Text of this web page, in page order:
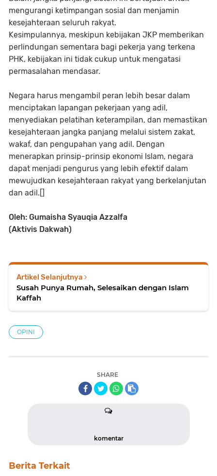
mengurangi ketimpangan sosial dan menjamin
kesejahteraan seluruh rakyat.
Kesimpulannya, meskipun kebijakan JKP memberikan
perlindungan sementara bagi pekerja yang terkena
PHK, kebijakan ini tidak cukup untuk mengatasi
permasalahan mendasar.
Negara harus mengambil peran lebih besar dalam
menciptakan lapangan pekerjaan yang adil,
menyediakan pelatihan keterampilan, dan memastikan
kesejahteraan jangka panjang melalui sistem zakat,
wakaf, dan pengupahan yang adil. Dengan
menerapkan prinsip-prinsip ekonomi Islam, negara
dapat menjadi pengurus yang lebih efektif dalam
mewujudkan kesejahteraan rakyat yang berkelanjutan
dan adil.[]
Oleh: Gumaisha Syauqia Azzalfa
(Aktivis Dakwah)
Artikel Selanjutnya
Susah Punya Rumah, Selesaikan dengan Islam
Kaffah
OPINI
SHARE
komentar
Berita Terkait